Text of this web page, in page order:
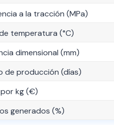
a la tracción (MPa)
temperatura (°C)
dimensional (mm)
de producción (días)
kg (€)
generados (%)